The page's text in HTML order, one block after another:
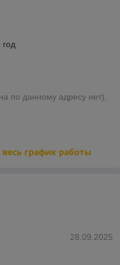
по данному адресу нет),
весь график работы
28.09.2025